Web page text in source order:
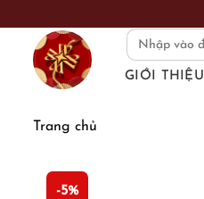
content
Search
GIỚI THIỆU
Trang chủ
-5%